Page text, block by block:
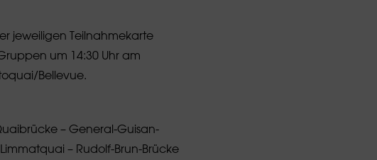
jeweiligen Teilnahmekarte
um 14:30 Uhr am
Bellevue.
– General-Guisan-
– Rudolf-Brun-Brücke